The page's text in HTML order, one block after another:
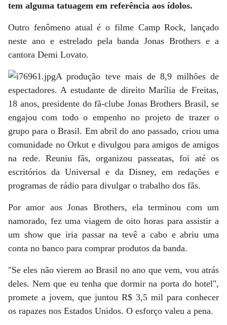
tem alguma tatuagem em referência aos ídolos.
Outro fenômeno atual é o filme Camp Rock, lançado
neste ano e estrelado pela banda Jonas Brothers e a
cantora Demi Lovato.
A produção teve mais de 8,9 milhões de
espectadores. A estudante de direito Marília de Freitas,
18 anos, presidente do fã-clube Jonas Brothers Brasil, se
engajou com todo o empenho no projeto de trazer o
grupo para o Brasil. Em abril do ano passado, criou uma
comunidade no Orkut e divulgou para amigos de amigos
na rede. Reuniu fãs, organizou passeatas, foi até os
escritórios da Universal e da Disney, em redações e
programas de rádio para divulgar o trabalho dos fãs.
Por amor aos Jonas Brothers, ela terminou com um
namorado, fez uma viagem de oito horas para assistir a
um show que iria passar na tevê a cabo e abriu uma
conta no banco para comprar produtos da banda.
"Se eles não vierem ao Brasil no ano que vem, vou atrás
deles. Nem que eu tenha que dormir na porta do hotel",
promete a jovem, que juntou R$ 3,5 mil para conhecer
os rapazes nos Estados Unidos. O esforço valeu a pena.